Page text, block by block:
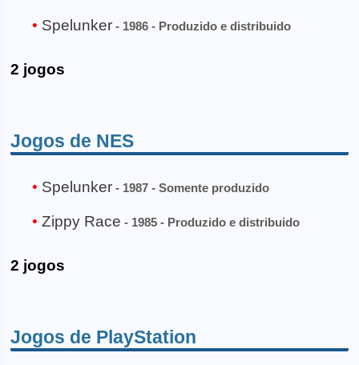
Spelunker - 1986 - Produzido e distribuido
2 jogos
Jogos de NES
Spelunker - 1987 - Somente produzido
Zippy Race - 1985 - Produzido e distribuido
2 jogos
Jogos de PlayStation